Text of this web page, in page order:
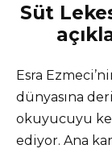
Süt
Esra
dünyasına
okuyucuyu
ediyor. Ana